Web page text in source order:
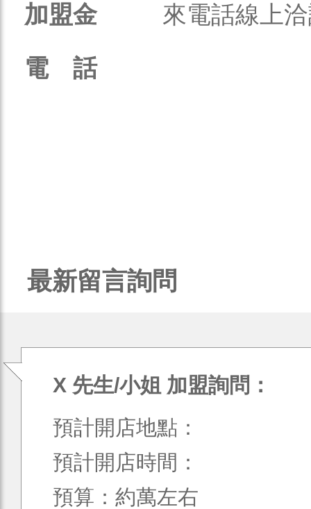
加盟金
來電話線上
電 話
最新留言詢問
X 先生/小姐 加盟詢問：
預計開店地點：
預計開店時間：
預算：約萬左右